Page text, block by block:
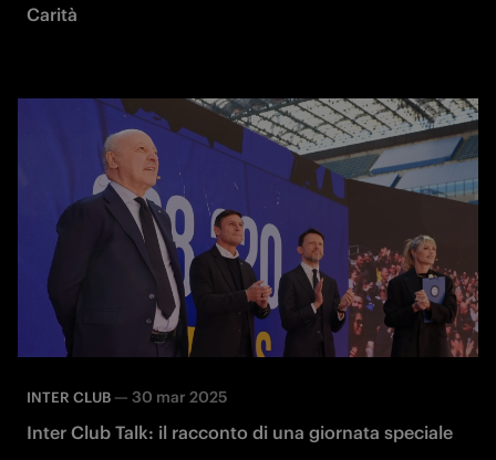
Carità
INTER CLUB — 30 mar 2025
Inter Club Talk: il racconto di una giornata speciale